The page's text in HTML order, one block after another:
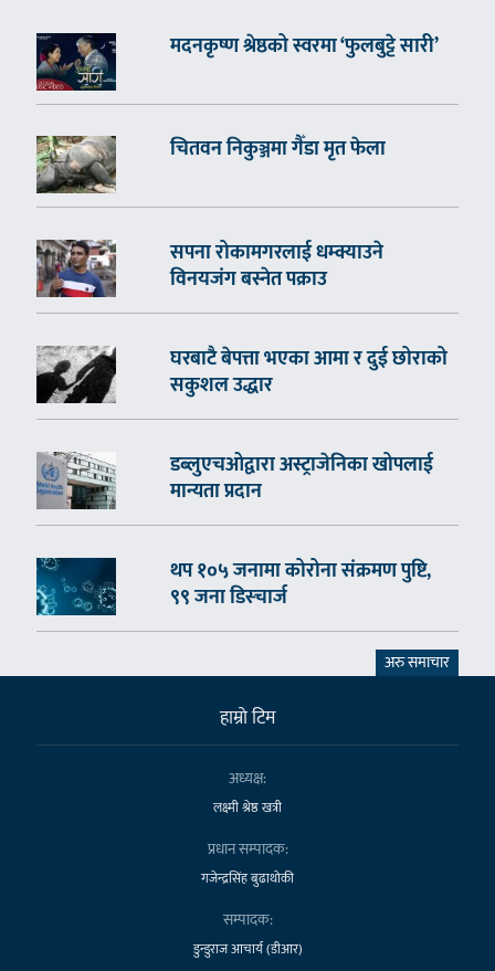
मदनकृष्ण श्रेष्ठको स्वरमा ‘फुलबुट्टे सारी’
चितवन निकुञ्जमा गैँडा मृत फेला
सपना रोकामगरलाई धम्क्याउने
विनयजंग बस्नेत पक्राउ
घरबाटै बेपत्ता भएका आमा र दुई छोराको
सकुशल उद्धार
डब्लुएचओद्वारा अस्ट्राजेनिका खोपलाई
मान्यता प्रदान
थप १०५ जनामा कोरोना संक्रमण पुष्टि,
९९ जना डिस्चार्ज
अरु समाचार
हाम्राे टिम
अध्यक्ष:
लक्ष्मी श्रेष्ठ खत्री
प्रधान सम्पादक:
गजेन्द्रसिंह बुढाथोकी
सम्पादक:
डुन्डुराज आचार्य (डीआर)